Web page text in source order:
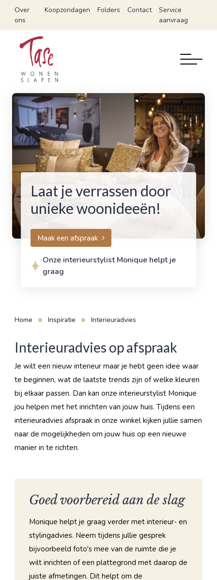
Over
ons
Koopzondagen Folders Contact
Service
aanvraag
Laat je verrassen door
unieke woonideeën!
Maak een afspraak
Onze interieurstylist Monique helpt je
graag
Home Inspiratie Interieuradvies
Interieuradvies op afspraak
Je wilt een nieuw interieur maar je hebt geen idee waar
te beginnen, wat de laatste trends zijn of welke kleuren
bij elkaar passen. Dan kan onze interieurstylist Monique
jou helpen met het inrichten van jouw huis. Tijdens een
interieuradvies afspraak in onze winkel kijken jullie samen
naar de mogelijkheden om jouw huis op een nieuwe
manier in te richten.
Goed voorbereid aan de slag
Monique helpt je graag verder met interieur- en
stylingadvies. Neem tijdens jullie gesprek
bijvoorbeeld foto's mee van de ruimte die je
wilt inrichten of een plattegrond met daarop de
juiste afmetingen. Dit helpt om de